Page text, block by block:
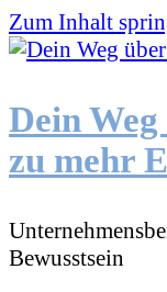
Zum Inhalt
Dein
zu mehr
Bewusstsein